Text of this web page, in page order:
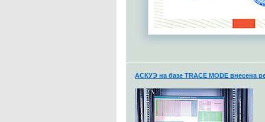
АСКУЭ на базе TRACE MODE внесена